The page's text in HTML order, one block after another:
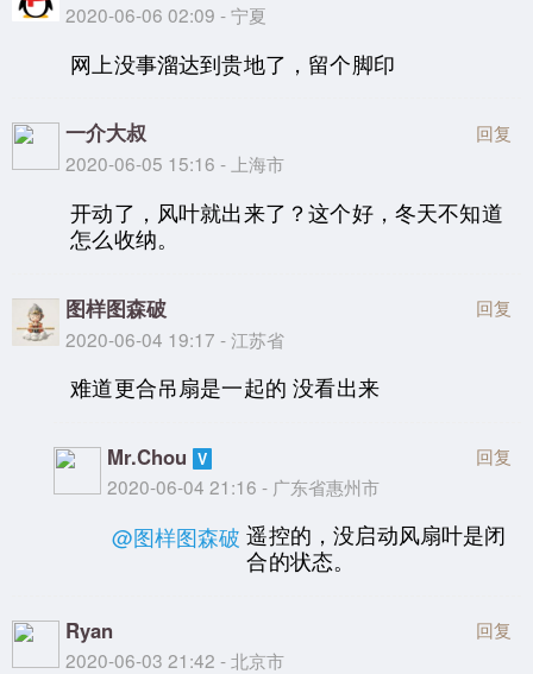
2020-06-06 02:09 - 宁夏
网上没事溜达到贵地了，留个脚印
一介大叔
2020-06-05 15:16 - 上海市
回复
开动了，风叶就出来了？这个好，冬天不知道
怎么收纳。
图样图森破
2020-06-04 19:17 - 江苏省
回复
难道更合吊扇是一起的 没看出来
Mr.Chou
2020-06-04 21:16 - 广东省惠州市
回复
@图样图森破 遥控的，没启动风扇叶是闭
合的状态。
Ryan
2020-06-03 21:42 - 北京市
回复